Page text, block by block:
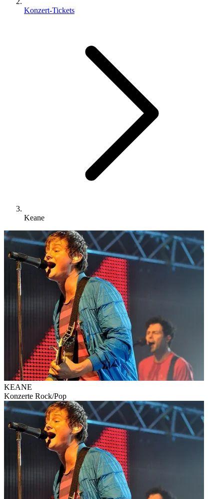
Konzert-Tickets
Keane
KEANE
Konzerte Rock/Pop